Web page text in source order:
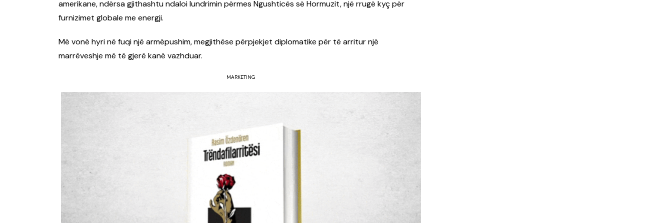
amerikane, ndërsa gjithashtu ndaloi lundrimin përmes Ngushticës së Hormuzit, një rrugë kyç për
furnizimet globale me energji.
Më vonë hyri në fuqi një armëpushim, megjithëse përpjekjet diplomatike për të arritur një
marrëveshje më të gjerë kanë vazhduar.
MARKETING